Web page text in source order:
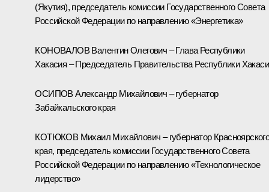
(Якутия), председатель комиссии Государственного Совета
Российской Федерации по направлению «Энергетика»
КОНОВАЛОВ Валентин Олегович – Глава Республики
Хакасия – Председатель Правительства Республики
ОСИПОВ Александр Михайлович – губернатор
Забайкальского края
КОТЮКОВ Михаил Михайлович – губернатор
края, председатель комиссии Государственного Совета
Российской Федерации по направлению «Технологическое
лидерство»